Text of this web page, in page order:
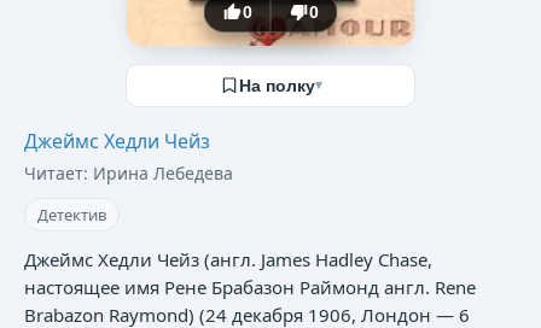
0 0
На полку▾
Джеймс Хедли Чейз
Читает: Ирина Лебедева
Детектив
Джеймс Хедли Чейз (англ. James Hadley Chase,
настоящее имя Рене Брабазон Раймонд англ. Rene
Brabazon Raymond) (24 декабря 1906, Лондон — 6